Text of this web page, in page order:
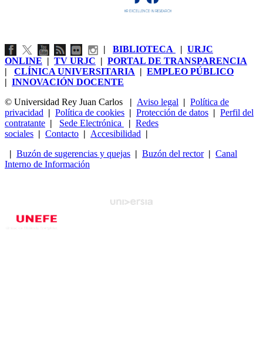
| BIBLIOTECA | URJC
ONLINE | TV URJC | PORTAL DE TRANSPARENCIA
| CLÍNICA UNIVERSITARIA | EMPLEO PÚBLICO
| INNOVACIÓN DOCENTE
© Universidad Rey Juan Carlos
| Aviso legal | Política de
privacidad | Política de cookies | Protección de datos | Perfil del
contratante | Sede Electrónica | Redes
sociales | Contacto | Accesibilidad |
| Buzón de sugerencias y quejas | Buzón del rector| Canal
Interno de Información